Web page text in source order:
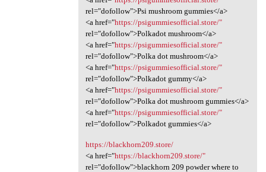
rel="dofollow">Psi mushroom gummies</a>
<a href="https://psigummiesofficial.store/"
rel="dofollow">Polkadot mushroom</a>
<a href="https://psigummiesofficial.store/"
rel="dofollow">Polka dot mushroom</a>
<a href="https://psigummiesofficial.store/"
rel="dofollow">Polkadot gummy</a>
<a href="https://psigummiesofficial.store/"
rel="dofollow">Polka dot mushroom gummies</a>
<a href="https://psigummiesofficial.store/"
rel="dofollow">Polkadot gummies</a>
https://blackhorn209.store/
<a href="https://blackhorn209.store/"
rel="dofollow">blackhorn 209 powder where to